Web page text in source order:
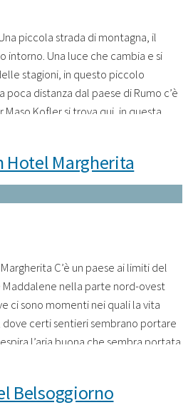
piccola strada di montagna, il
intorno. Una luce che cambia e si
stagioni, in questo piccolo
distanza dal paese di Rumo c’è
Maso Kofler si trova qui, in questa
al bosco tra un orto e i
Hotel Margherita
C’è un paese ai limiti del
nella parte nord-ovest
ci sono momenti nei quali la vita
certi sentieri sembrano portare
l’aria buona che sembra portata
cime intorno. Ai piedi di queste
a
Belsoggiorno